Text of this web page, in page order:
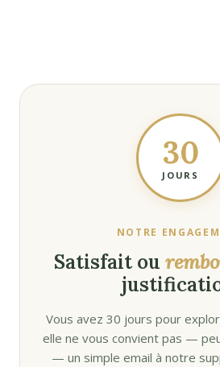
30
JOURS
NOTRE
Satisfait ou
Vous avez 30 jours pour
elle ne vous convient pas —
— un simple email à notre